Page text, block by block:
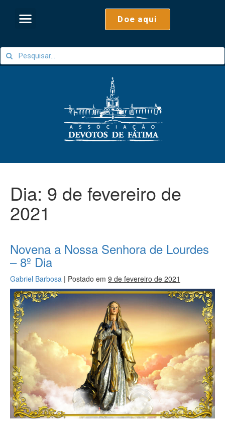
Doe aqui
Dia: 9 de fevereiro de
2021
Novena a Nossa Senhora de Lourdes
– 8º Dia
Gabriel Barbosa | Postado em 9 de fevereiro de 2021